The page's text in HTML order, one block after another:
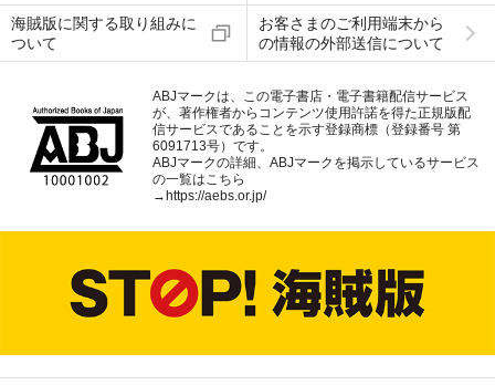
海賊版に関する取り組みに
ついて
お客さまのご利用端末から
の情報の外部送信について
ABJマークは、この電子書店・電子書籍配信サービス
が、著作権者からコンテンツ使用許諾を得た正規版配
信サービスであることを示す登録商標（登録番号 第
6091713号）です。
ABJマークの詳細、ABJマークを掲示しているサービス
の一覧はこちら
→https://aebs.or.jp/